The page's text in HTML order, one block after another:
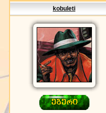
kobuleti